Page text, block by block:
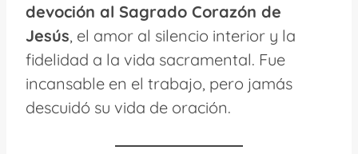
devoción al Sagrado Corazón de
Jesús, el amor al silencio interior y la
fidelidad a la vida sacramental. Fue
incansable en el trabajo, pero jamás
descuidó su vida de oración.